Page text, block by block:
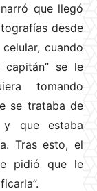
que llegó
desde
cuando
se le
tomando
se trataba de
y que estaba
Tras esto, el
pidió que le